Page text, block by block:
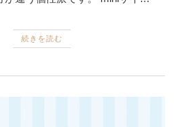
続きを読む